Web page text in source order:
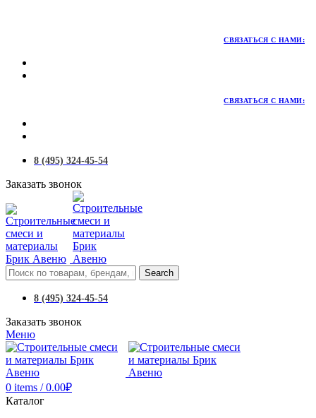
СВЯЗАТЬСЯ С НАМИ:
СВЯЗАТЬСЯ С НАМИ:
8 (495) 324-45-54
Заказать звонок
Search
8 (495) 324-45-54
Заказать звонок
Меню
0 items / 0.00₽
Каталог